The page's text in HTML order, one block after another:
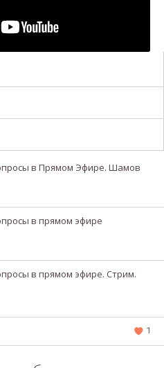
в Прямом Эфире. Шамов
в прямом эфире
в прямом эфире. Стрим.
1